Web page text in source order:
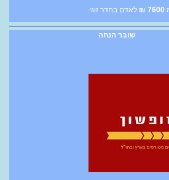
7600
₪ לאדם בחדר זוגי
שובר הנחה